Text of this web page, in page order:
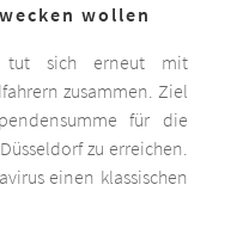
wollen
tut sich erneut mit
zusammen. Ziel
für die
zu erreichen.
einen klassischen